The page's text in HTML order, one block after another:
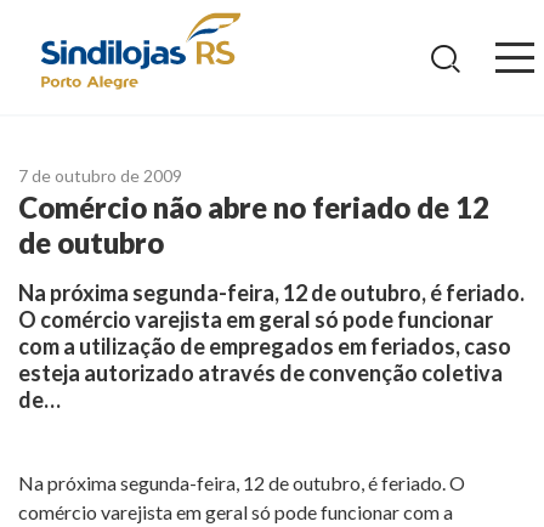
7 de outubro de 2009
Comércio não abre no feriado de 12
de outubro
Na próxima segunda-feira, 12 de outubro, é feriado.
O comércio varejista em geral só pode funcionar
com a utilização de empregados em feriados, caso
esteja autorizado através de convenção coletiva
de…
Na próxima segunda-feira, 12 de outubro, é feriado. O
comércio varejista em geral só pode funcionar com a